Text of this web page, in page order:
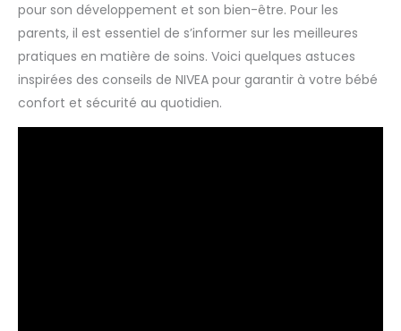
pour son développement et son bien-être. Pour les
parents, il est essentiel de s’informer sur les meilleures
pratiques en matière de soins. Voici quelques astuces
inspirées des conseils de NIVEA pour garantir à votre bébé
confort et sécurité au quotidien.